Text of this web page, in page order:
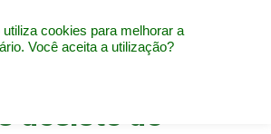
desiste de
cookies para melhorar a
Você aceita a utilização?